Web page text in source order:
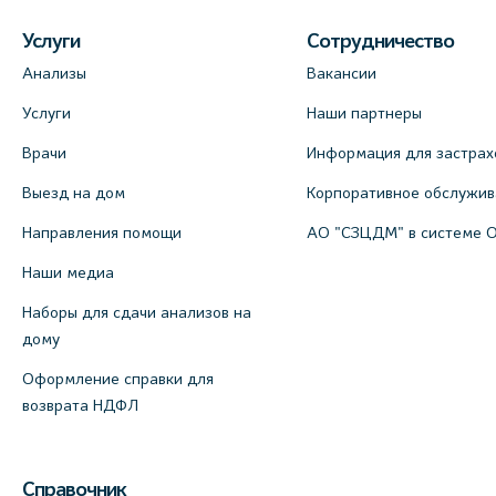
Услуги
Анализы
Услуги
Врачи
Выезд на дом
Направления помощи
Наши медиа
Наборы для сдачи анализов на
дому
Оформление справки для
возврата НДФЛ
Справочник
Сотрудничество
Вакансии
Наши партнеры
Информация для
Корпоративное
АО "СЗЦДМ" в системе